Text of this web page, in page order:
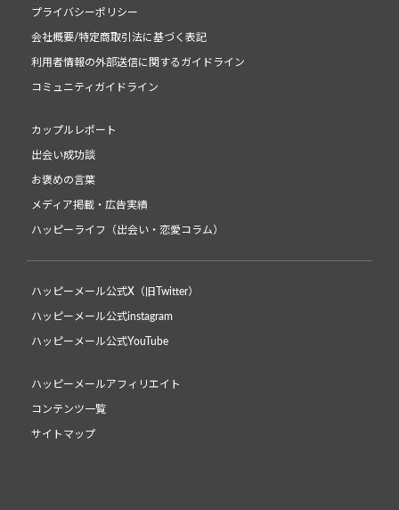
プライバシーポリシー
会社概要/特定商取引法に基づく表記
利用者情報の外部送信に関するガイドライン
コミュニティガイドライン
カップルレポート
出会い成功談
お褒めの言葉
メディア掲載・広告実績
ハッピーライフ（出会い・恋愛コラム）
ハッピーメール公式X（旧Twitter）
ハッピーメール公式instagram
ハッピーメール公式YouTube
ハッピーメールアフィリエイト
コンテンツ一覧
サイトマップ